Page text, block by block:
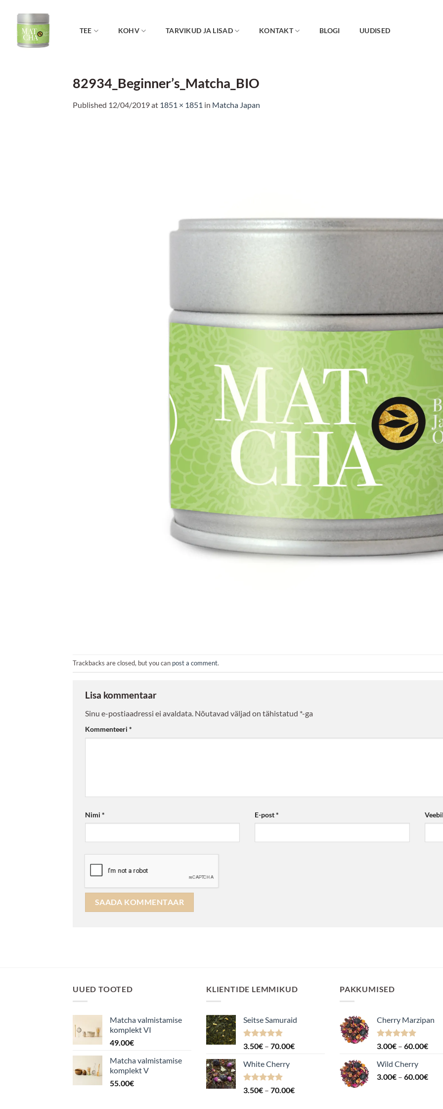
content
TEE KOHV TARVIKUD JA LISAD KONTAKT BLOGI UUDISED
82934_Beginner’s_Matcha_BIO
Published 12/04/2019at 1851 × 1851 in Matcha Japan
Trackbacks are closed, but you can post a comment.
Lisa kommentaar
Sinu e-postiaadressi ei avaldata. Nõutavad väljad on tähistatud *-ga
Kommenteeri *
Nimi * E-post*
UUED TOOTED
Matcha valmistamise
komplekt VI
49.00€
Matcha valmistamise
komplekt V
55.00€
KLIENTIDE LEMMIKUD
Seitse Samuraid
Hinnanguga
3.50€ – 70.00€Hinnavahemik:
White Cherry
Hinnanguga
3.50€ – 70.00€Hinnavahemik:
PAKKUMISED
Cherry Marzipan
Hinnanguga
3.00€ – 60.00€
Wild Cherry
3.00€ – 60.00€